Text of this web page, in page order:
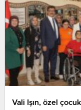
Vali Işın, özel